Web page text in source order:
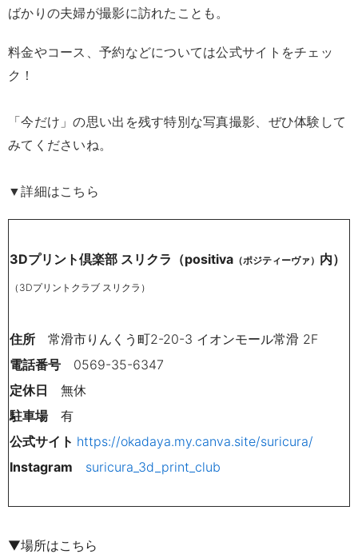
ばかりの夫婦が撮影に訪れたことも。
料金やコース、予約などについては公式サイトをチェッ
ク！
「今だけ」の思い出を残す特別な写真撮影、ぜひ体験して
みてくださいね。
▼詳細はこちら
3Dプリント倶楽部 スリクラ（positiva （ポジティーヴァ） 内）
（3Ⅾプリントクラブ スリクラ）
住所 常滑市りんくう町2-20-3 イオンモール常滑 2F
電話番号 0569-35-6347
定休日 無休
駐車場有
公式サイト https://okadaya.my.canva.site/suricura/
Instagram suricura_3d_print_club
▼場所はこちら